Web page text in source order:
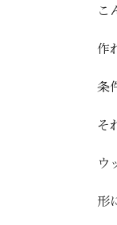
こ
作
条
そ
ウ
形